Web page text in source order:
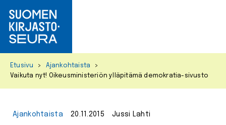
Etusivu > Ajankohtaista
>
Vaikuta nyt! Oikeusministeriön ylläpitämä demokratia-sivusto
Ajankohtaista 20.11.2015 Jussi Lahti